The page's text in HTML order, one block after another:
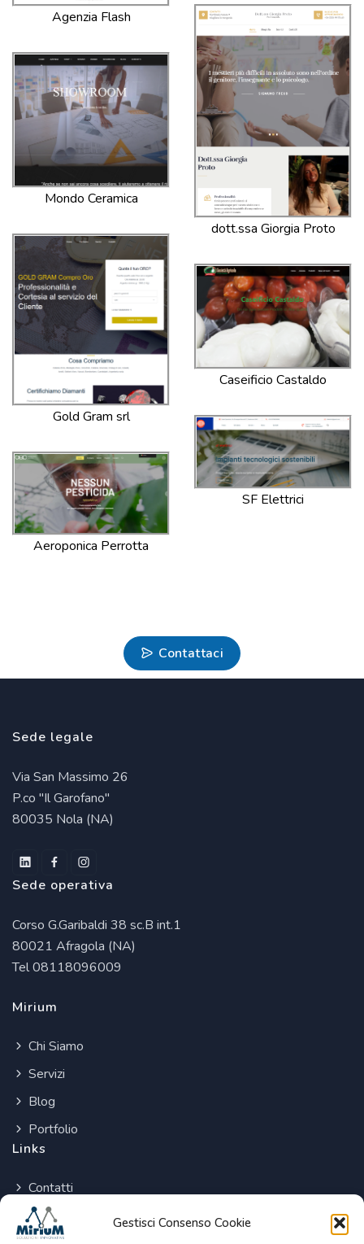
Gestisci Consenso Cookie
Agenzia Flash
dott.ssa Giorgia Proto
Mondo Ceramica
Gold Gram srl
Caseificio Castaldo
SF Elettrici
Aeroponica Perrotta
Contattaci
Sede legale
Via San Massimo 26
P.co "Il Garofano"
80035 Nola (NA)
Sede operativa
Corso G.Garibaldi 38 sc.B int.1
80021 Afragola (NA)
Tel 08118096009
Mirium
Chi Siamo
Servizi
Blog
Portfolio
Links
Contatti
Cookie Policy